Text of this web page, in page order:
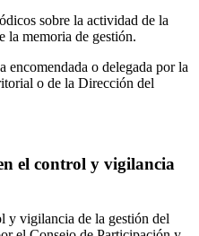
sobre la actividad de la
la memoria de gestión.
encomendada o delegada por la
o de la Dirección del
el control y vigilancia
y vigilancia de la gestión del